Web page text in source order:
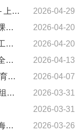
产教融合谋发展 精准布局育人才 —— 上海民远职业技术学院召开 2026 年专业建设指导委员会会议
2026-04-29
民远学院与张闻天故居举行共建思政课程实践教育基地签约暨揭牌仪式
2026-04-20
学校机关第二支部委员会与中共中国工商银行上海市浦东分行上川路支行支部委员会举行党建共建签约
2026-04-20
安全讲座回顾 | 警校携手 筑牢网络安全防线 争做网络文明先锋
2026-04-13
我校关工委课题获2025年度上海市教育系统关工委课题研究成果三等奖
2026-04-07
让思政课 “活” 起来丨马克思主义学院组织学生赴中共一大会址开展“行走的思政课”研学活动
2026-03-31
2026-03-31
校企合作，拓宽就业渠道，我校与上海新易腾集团共建实习实践平台
2026-03-26